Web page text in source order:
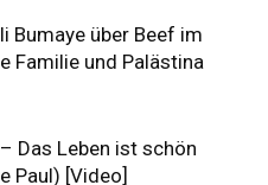
Bumaye über Beef im
Familie und Palästina
Das Leben ist schön
Paul) [Video]